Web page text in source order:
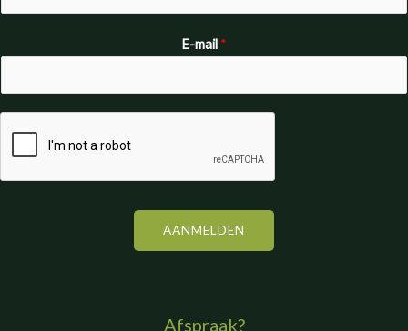
E-mail *
AANMELDEN
Afspraak?